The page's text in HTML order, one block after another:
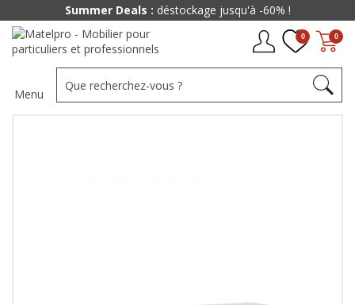
0
0
Menu
Summer Deals : déstockage jusqu'à -60% !